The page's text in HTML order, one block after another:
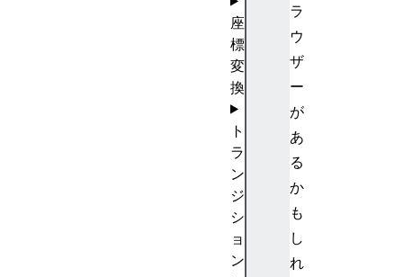
ラ
ウ
ザ
ー
が
あ
る
か
も
し
れ
座
標
変
換
ト
ラ
ン
ジ
シ
ョ
ン